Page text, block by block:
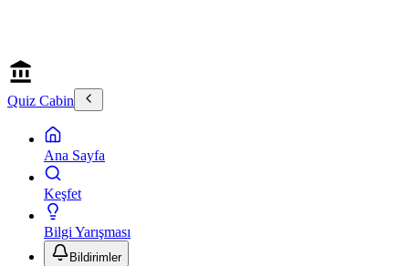
Quiz Cabin
Ana Sayfa
Keşfet
Bilgi Yarışması
Bildirimler